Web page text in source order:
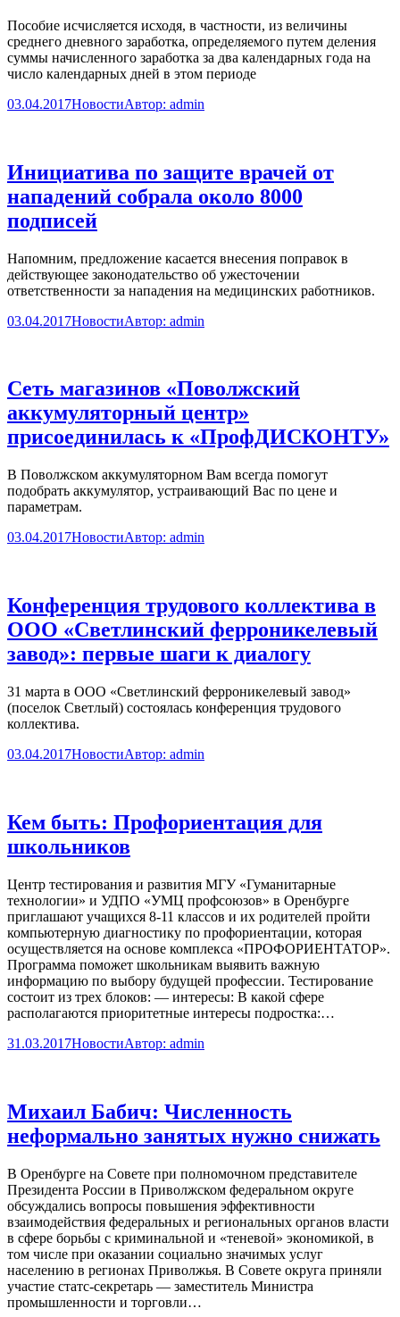
Пособие исчисляется исходя, в частности, из величины
среднего дневного заработка, определяемого путем деления
суммы начисленного заработка за два календарных года на
число календарных дней в этом периоде
03.04.2017НовостиАвтор: admin
Инициатива по защите врачей от
нападений собрала около 8000
подписей
Напомним, предложение касается внесения поправок в
действующее законодательство об ужесточении
ответственности за нападения на медицинских работников.
03.04.2017НовостиАвтор: admin
Сеть магазинов «Поволжский
аккумуляторный центр»
присоединилась к «ПрофДИСКОНТУ»
В Поволжском аккумуляторном Вам всегда помогут
подобрать аккумулятор, устраивающий Вас по цене и
параметрам.
03.04.2017НовостиАвтор: admin
Конференция трудового коллектива в
ООО «Светлинский ферроникелевый
завод»: первые шаги к диалогу
31 марта в ООО «Светлинский ферроникелевый завод»
(поселок Светлый) состоялась конференция трудового
коллектива.
03.04.2017НовостиАвтор: admin
Кем быть: Профориентация для
школьников
Центр тестирования и развития МГУ «Гуманитарные
технологии» и УДПО «УМЦ профсоюзов» в Оренбурге
приглашают учащихся 8-11 классов и их родителей пройти
компьютерную диагностику по профориентации, которая
осуществляется на основе комплекса «ПРОФОРИЕНТАТОР».
Программа поможет школьникам выявить важную
информацию по выбору будущей профессии. Тестирование
состоит из трех блоков: — интересы: В какой сфере
располагаются приоритетные интересы подростка:…
31.03.2017НовостиАвтор: admin
Михаил Бабич: Численность
неформально занятых нужно снижать
В Оренбурге на Совете при полномочном представителе
Президента России в Приволжском федеральном округе
обсуждались вопросы повышения эффективности
взаимодействия федеральных и региональных органов власти
в сфере борьбы с криминальной и «теневой» экономикой, в
том числе при оказании социально значимых услуг
населению в регионах Приволжья. В Совете округа приняли
участие статс-секретарь — заместитель Министра
промышленности и торговли…